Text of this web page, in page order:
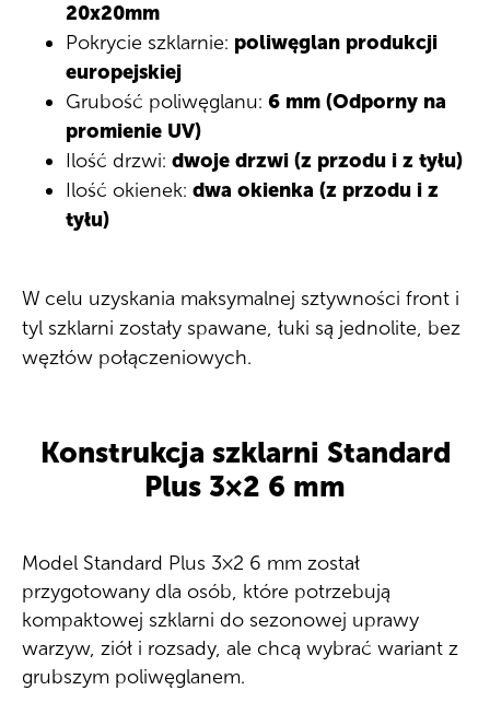
20x20mm
Pokrycie szklarnie: poliwęglan produkcji
europejskiej
Grubość poliwęglanu: 6 mm (Odporny na
promienie UV)
Ilość drzwi: dwoje drzwi (z przodu i z tyłu)
Ilość okienek: dwa okienka (z przodu i z
tyłu)
W celu uzyskania maksymalnej sztywności front i
tyl szklarni zostały spawane, łuki są jednolite, bez
węzłów połączeniowych.
Konstrukcja szklarni Standard
Plus 3×2 6 mm
Model Standard Plus 3×2 6 mm został
przygotowany dla osób, które potrzebują
kompaktowej szklarni do sezonowej uprawy
warzyw, ziół i rozsady, ale chcą wybrać wariant z
grubszym poliwęglanem.